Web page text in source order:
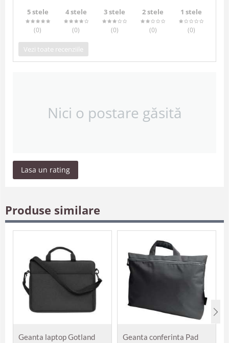
5 stele
(0)
4 stele
(0)
3 stele
(0)
2 stele
(0)
1 stele
(0)
Vezi toate recenziile
Nici o postare găsită
Lasa un rating
Produse similare
Geanta laptop Gotland Geanta conferinta Pad